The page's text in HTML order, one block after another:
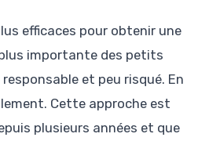
efficaces pour obtenir une
importante des petits
et peu risqué. En
Cette approche est
plusieurs années et que